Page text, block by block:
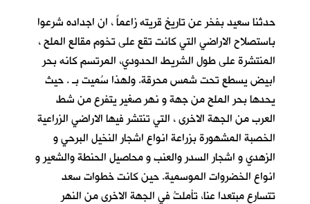
حدثنا سعيد بفخر عن تاريخ قريته زاعماً ، ان اجداده شرعوا
باستصلاح الاراضي التي كانت تقع على تخوم مقالع الملح ،
المنتشرة على طول الشريط الحدودي، المرتسم كانه بحر
ابيض يسطع تحت شمس محرقة. ولهذا سُميت بـ. حيث
يحدها بحر الملح من جهة و نهر صغير يتفرع من شط
العرب من الجهة الاخرى ، التي تنتشر فيها الاراضي الزراعية
الخصبة المشهورة بزراعة انواع اشجار النخيل البرحي و
الزهدي و اشجار السدر والعنب و محاصيل الحنطة والشعير و
انواع الخضروات الموسمية. حين كانت خطوات سعد
تتسارع مبتعدا عنا، تأملتُ في الجهة الاخرى من النهر